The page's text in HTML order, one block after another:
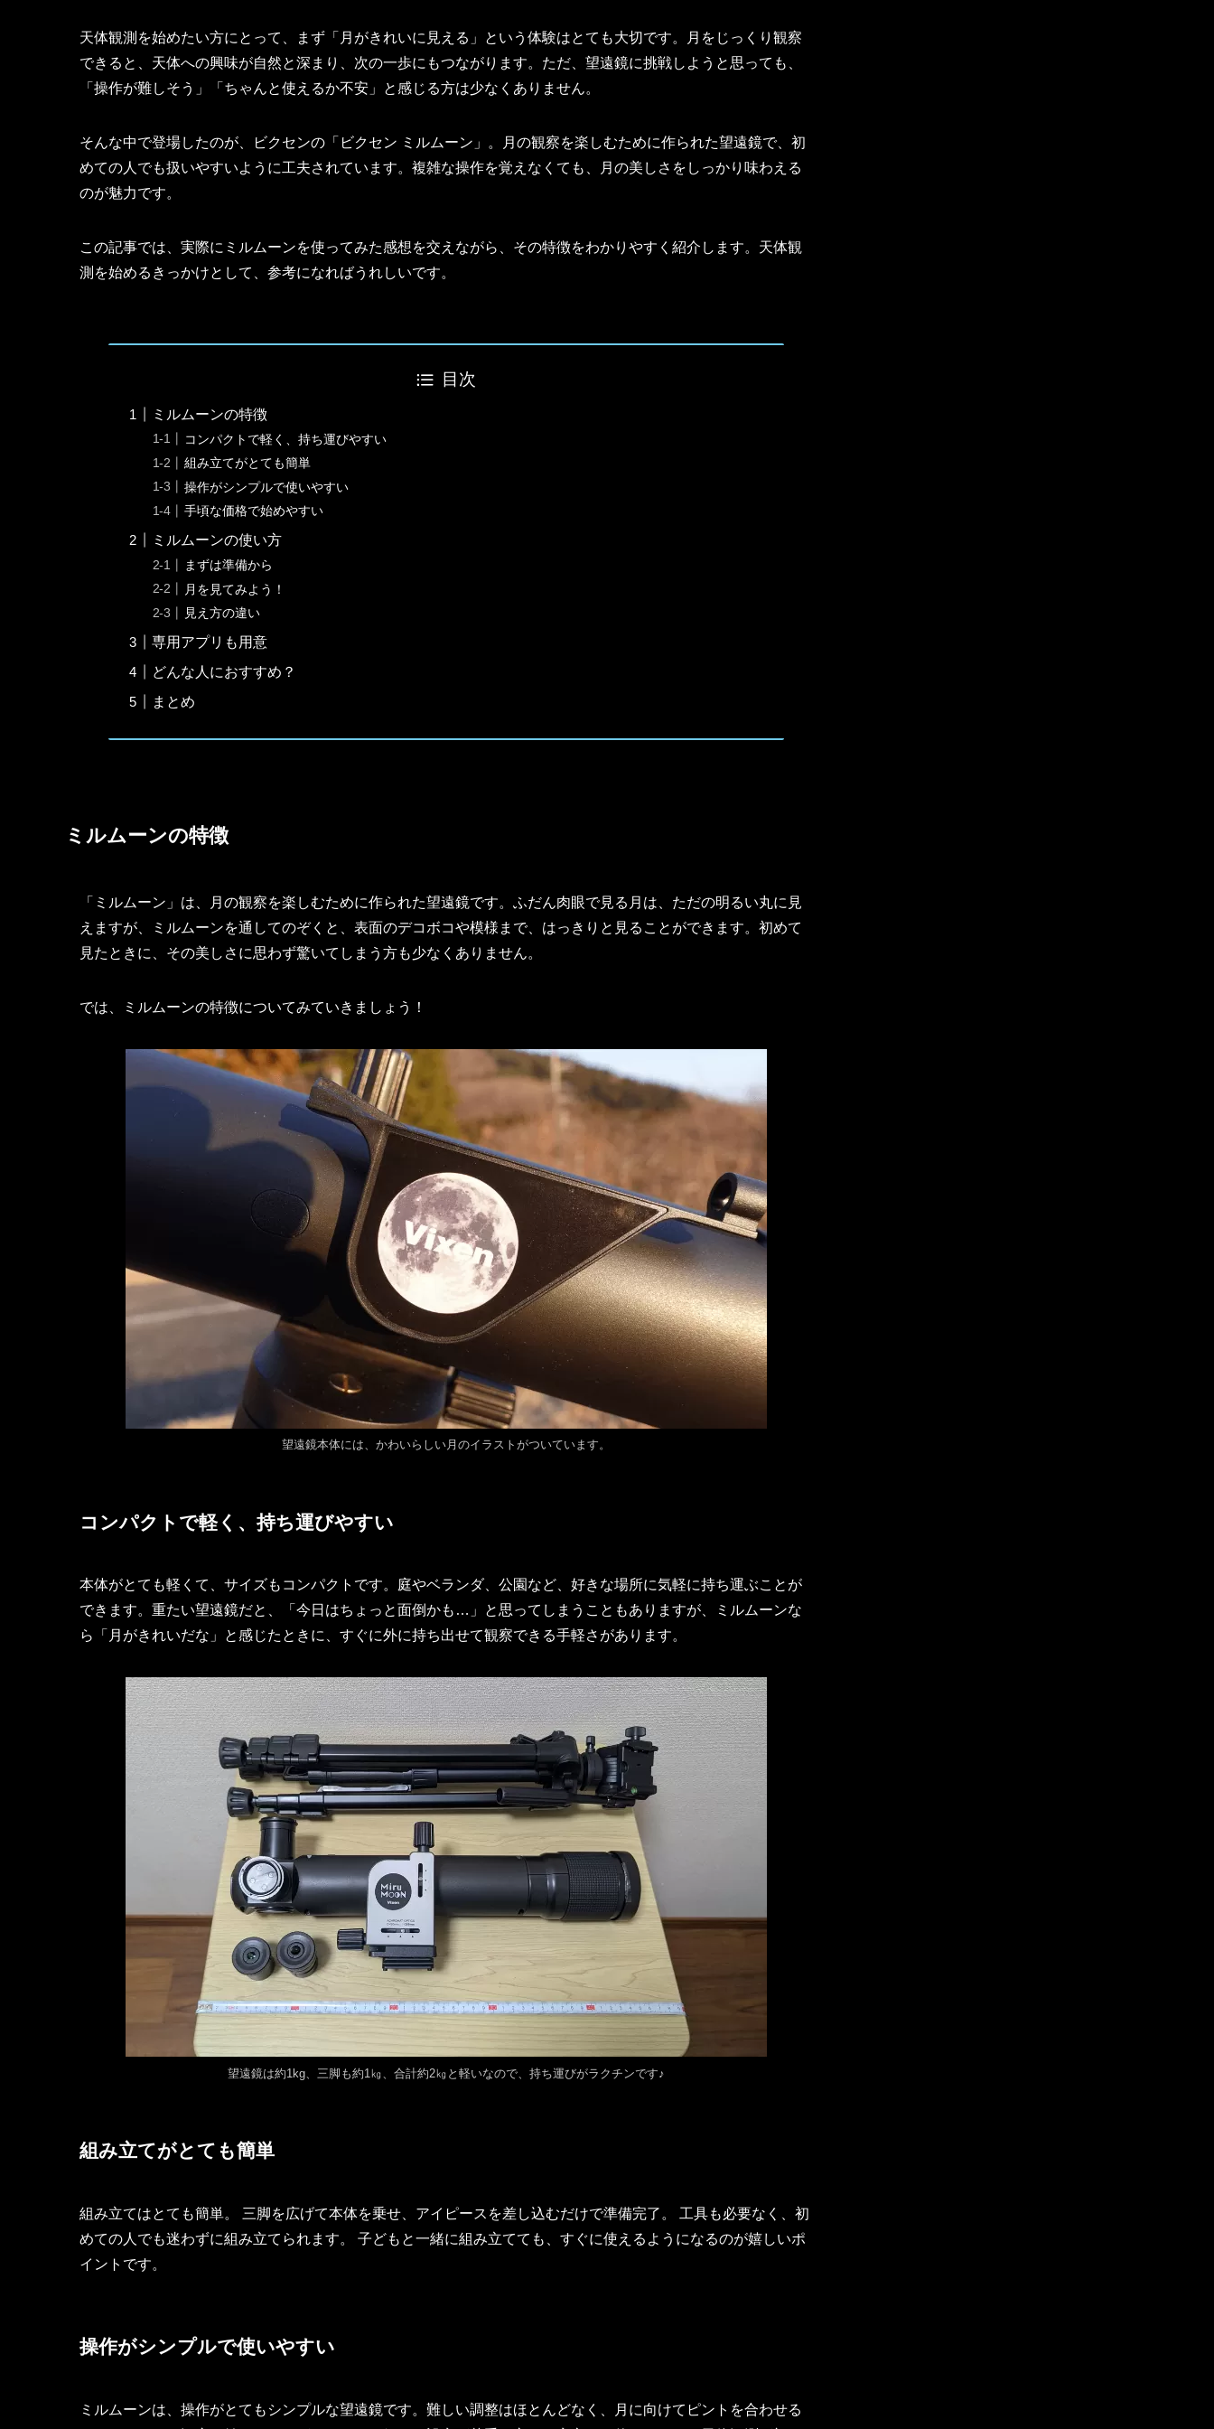
天体観測を始めたい方にとって、まず「月がきれいに見える」という体験はとても大切です。月をじっくり観察
できると、天体への興味が自然と深まり、次の一歩にもつながります。ただ、望遠鏡に挑戦しようと思っても、
「操作が難しそう」「ちゃんと使えるか不安」と感じる方は少なくありません。
そんな中で登場したのが、ビクセンの「ビクセン ミルムーン」。月の観察を楽しむために作られた望遠鏡で、初
めての人でも扱いやすいように工夫されています。複雑な操作を覚えなくても、月の美しさをしっかり味わえる
のが魅力です。
この記事では、実際にミルムーンを使ってみた感想を交えながら、その特徴をわかりやすく紹介します。天体観
測を始めるきっかけとして、参考になればうれしいです。
目次
ミルムーンの特徴
コンパクトで軽く、持ち運びやすい
組み立てがとても簡単
操作がシンプルで使いやすい
手頃な価格で始めやすい
ミルムーンの使い方
まずは準備から
月を見てみよう！
見え方の違い
専用アプリも用意
どんな人におすすめ？
まとめ
ミルムーンの特徴
「ミルムーン」は、月の観察を楽しむために作られた望遠鏡です。ふだん肉眼で見る月は、ただの明るい丸に見
えますが、ミルムーンを通してのぞくと、表面のデコボコや模様まで、はっきりと見ることができます。初めて
見たときに、その美しさに思わず驚いてしまう方も少なくありません。
では、ミルムーンの特徴についてみていきましょう！
望遠鏡本体には、かわいらしい月のイラストがついています。
コンパクトで軽く、持ち運びやすい
本体がとても軽くて、サイズもコンパクトです。庭やベランダ、公園など、好きな場所に気軽に持ち運ぶことが
できます。重たい望遠鏡だと、「今日はちょっと面倒かも…」と思ってしまうこともありますが、ミルムーンな
ら「月がきれいだな」と感じたときに、すぐに外に持ち出せて観察できる手軽さがあります。
望遠鏡は約1kg、三脚も約1㎏、合計約2㎏と軽いなので、持ち運びがラクチンです♪
組み立てがとても簡単
組み立てはとても簡単。 三脚を広げて本体を乗せ、アイピースを差し込むだけで準備完了。 工具も必要なく、初
めての人でも迷わずに組み立てられます。 子どもと一緒に組み立てても、すぐに使えるようになるのが嬉しいポ
イントです。
操作がシンプルで使いやすい
ミルムーンは、操作がとてもシンプルな望遠鏡です。難しい調整はほとんどなく、月に向けてピントを合わせる